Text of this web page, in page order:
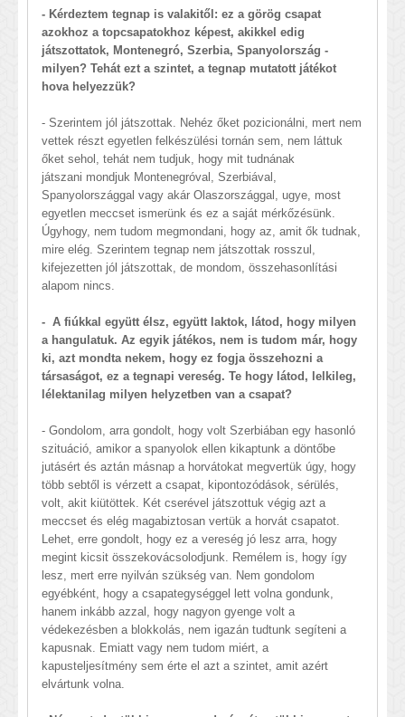
- Kérdeztem tegnap is valakitől: ez a görög csapat
azokhoz a topcsapatokhoz képest, akikkel edig
játszottatok, Montenegró, Szerbia, Spanyolország -
milyen? Tehát ezt a szintet, a tegnap mutatott játékot
hova helyezzük?
- Szerintem jól játszottak. Nehéz őket pozicionálni, mert nem
vettek részt egyetlen felkészülési tornán sem, nem láttuk
őket sehol, tehát nem tudjuk, hogy mit tudnának
játszani mondjuk Montenegróval, Szerbiával,
Spanyolországgal vagy akár Olaszországgal, ugye, most
egyetlen meccset ismerünk és ez a saját mérkőzésünk.
Úgyhogy, nem tudom megmondani, hogy az, amit ők tudnak,
mire elég. Szerintem tegnap nem játszottak rosszul,
kifejezetten jól játszottak, de mondom, összehasonlítási
alapom nincs.
- A fiúkkal együtt élsz, együtt laktok, látod, hogy milyen
a hangulatuk. Az egyik játékos, nem is tudom már, hogy
ki, azt mondta nekem, hogy ez fogja összehozni a
társaságot, ez a tegnapi vereség. Te hogy látod, lelkileg,
lélektanilag milyen helyzetben van a csapat?
- Gondolom, arra gondolt, hogy volt Szerbiában egy hasonló
szituáció, amikor a spanyolok ellen kikaptunk a döntőbe
jutásért és aztán másnap a horvátokat megvertük úgy, hogy
több sebtől is vérzett a csapat, kipontozódások, sérülés,
volt, akit kiütöttek. Két cserével játszottuk végig azt a
meccset és elég magabiztosan vertük a horvát csapatot.
Lehet, erre gondolt, hogy ez a vereség jó lesz arra, hogy
megint kicsit összekovácsolodjunk. Remélem is, hogy így
lesz, mert erre nyilván szükség van. Nem gondolom
egyébként, hogy a csapategységgel lett volna gondunk,
hanem inkább azzal, hogy nagyon gyenge volt a
védekezésben a blokkolás, nem igazán tudtunk segíteni a
kapusnak. Emiatt vagy nem tudom miért, a
kapusteljesítmény sem érte el azt a szintet, amit azért
elvártunk volna.